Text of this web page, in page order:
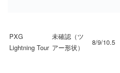
PXG
Lightning Tour
未確認（ツ
アー形状）
8/9/10.5